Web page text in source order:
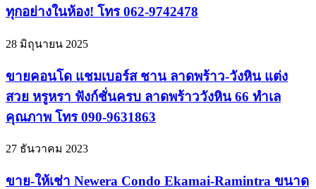
ทุกอย่างในห้อง! โทร 062-9742478
28 มิถุนายน 2025
ขายคอนโด แชมเบอร์ส ชาน ลาดพร้าว-วังหิน แต่ง
สวย หรูหรา ฟังก์ชั่นครบ ลาดพร้าววังหิน 66 ทำเล
คุณภาพ โทร 090-9631863
27 ธันวาคม 2023
ขาย-ให้เช่า Newera Condo Ekamai-Ramintra ขนาด